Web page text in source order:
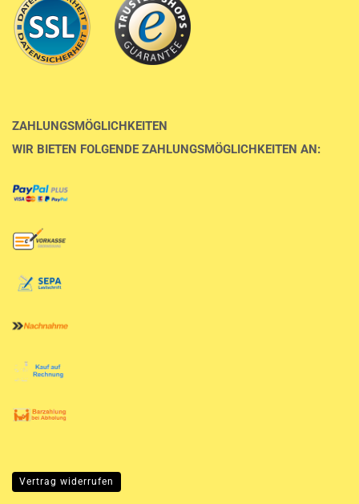
ZAHLUNGSMÖGLICHKEITEN
WIR BIETEN FOLGENDE ZAHLUNGSMÖGLICHKEITEN AN:
Vertrag widerrufen